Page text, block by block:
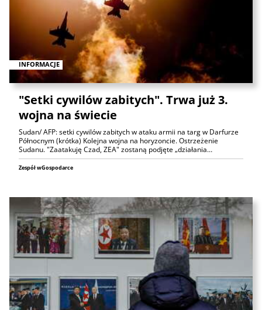
INFORMACJE
"Setki cywilów zabitych". Trwa już 3.
wojna na świecie
Sudan/ AFP: setki cywilów zabitych w ataku armii na targ w Darfurze
Północnym (krótka) Kolejna wojna na horyzoncie. Ostrzeżenie
Sudanu. "Zaatakuję Czad, ZEA" zostaną podjęte „działania…
Zespół wGospodarce